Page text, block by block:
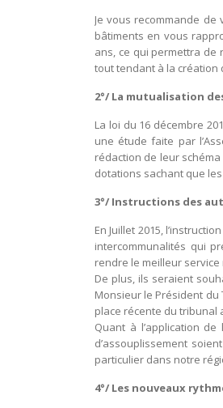
Je vous recommande
bâtiments en vous
ans, ce qui permettra de
tout tendant à la création
2°/ La mutualisation
La loi du 16 décembre
une étude faite par
rédaction de leur
dotations sachant que
3°/ Instructions des
En Juillet 2015,
intercommunalités qui
rendre le meilleur
De plus, ils seraient
Monsieur le Président
place récente du tribunal
Quant à l’application
d’assouplissement
particulier dans notre
4°/ Les nouveaux